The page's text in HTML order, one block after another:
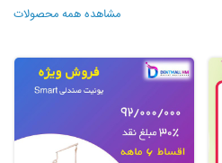
مشاهده همه محصولات